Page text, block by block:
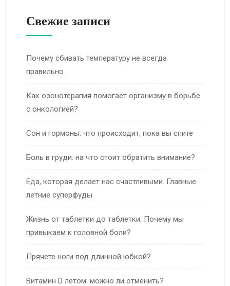
Свежие записи
Почему сбивать температуру не всегда
правильно
Как озонотерапия помогает организму в борьбе
с онкологией?
Сон и гормоны: что происходит, пока вы спите
Боль в груди: на что стоит обратить внимание?
Еда, которая делает нас счастливыми. Главные
летние суперфуды
Жизнь от таблетки до таблетки. Почему мы
привыкаем к головной боли?
Прячете ноги под длинной юбкой?
Витамин D летом: можно ли отменить?